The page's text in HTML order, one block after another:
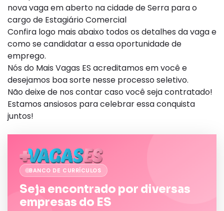
nova vaga em aberto na cidade de Serra para o
cargo de Estagiário Comercial
Confira logo mais abaixo todos os detalhes da vaga e
como se candidatar a essa oportunidade de
emprego.
Nós do Mais Vagas ES acreditamos em você e
desejamos boa sorte nesse processo seletivo.
Não deixe de nos contar caso você seja contratado!
Estamos ansiosos para celebrar essa conquista
juntos!
BANCO DE CURRÍCULOS
Seja encontrado por diversas
empresas do ES